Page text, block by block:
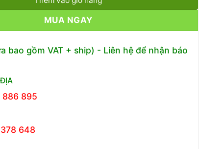
MUA NGAY
bao gồm VAT + ship) - Liên hệ để nhận báo
895
648